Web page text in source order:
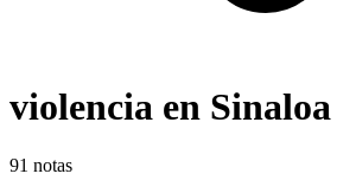
violencia en Sinaloa
91 notas